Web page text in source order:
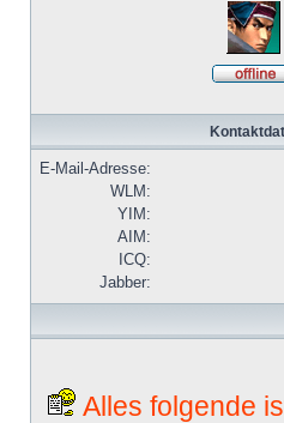
E-Mail-Adresse:
WLM:
YIM:
AIM:
ICQ:
Jabber:
Alles folgende